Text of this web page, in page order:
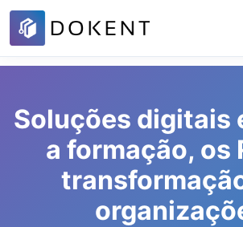
Soluções digitais
a formação, os